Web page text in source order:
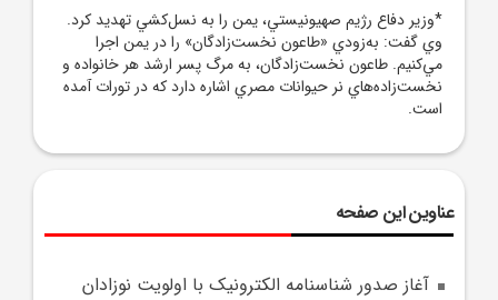
*وزير دفاع رژيم صهيونيستي، يمن را به نسل‌کشي تهديد کرد.
وي گفت: به‌زودي «طاعون نخست‌زادگان» را در يمن اجرا
مي‌کنيم. طاعون نخست‌زادگان، به مرگ پسر ارشد هر خانواده و
نخست‌زاده‌هاي نر حيوانات مصري اشاره دارد که در تورات آمده
است.
عناوین این صفحه
آغاز صدور شناسنامه الکترونيک با اولويت نوزادان